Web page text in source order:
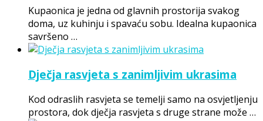
Kupaonica je jedna od glavnih prostorija svakog
doma, uz kuhinju i spavaću sobu. Idealna kupaonica
savršeno …
Dječja rasvjeta s zanimljivim ukrasima
Kod odraslih rasvjeta se temelji samo na osvjetljenju
prostora, dok dječja rasvjeta s druge strane može …